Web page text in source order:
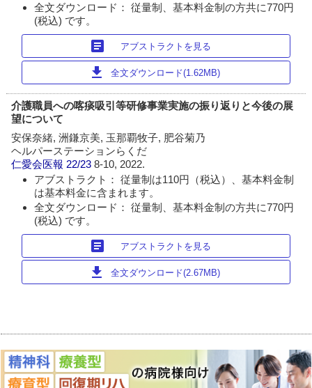
全文ダウンロード： 従量制、基本料金制の方共に770円
(税込) です。
article アブストラクトを見る
download 全文ダウンロード(1.62MB)
介護職員への喀痰吸引等研修事業実施の振り返りと今後の展
望について
安保奈緒, 洲鎌京美, 玉那覇牧子, 肥谷菊乃
ヘルパーステーションらくだ
仁愛会医報 22/238-10, 2022.
アブストラクト： 従量制は110円（税込）、基本料金制
は基本料金に含まれます。
全文ダウンロード： 従量制、基本料金制の方共に770円
(税込) です。
article アブストラクトを見る
download 全文ダウンロード(2.67MB)